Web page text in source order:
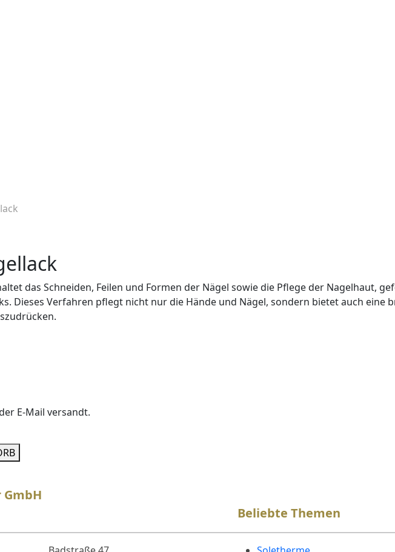
das Schneiden, Feilen und Formen der Nägel sowie die Pflege der Nagelhaut,
Dieses Verfahren pflegt nicht nur die Hände und Nägel, sondern bietet auch eine
E-Mail versandt.
GmbH
Beliebte Themen